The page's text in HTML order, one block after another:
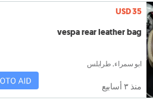
USD 35
vespa rear leather bag
ابو سمراء, طرابلس
منذ ٣ أسابيع